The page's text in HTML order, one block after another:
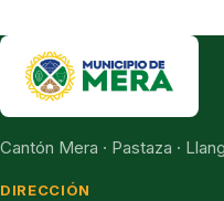
Cantón Mera · Pastaza ·
DIRECCIÓN